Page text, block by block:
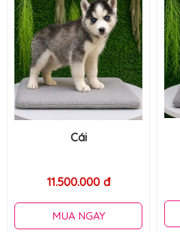
Cái
12.000.000 đ
MUA NGAY